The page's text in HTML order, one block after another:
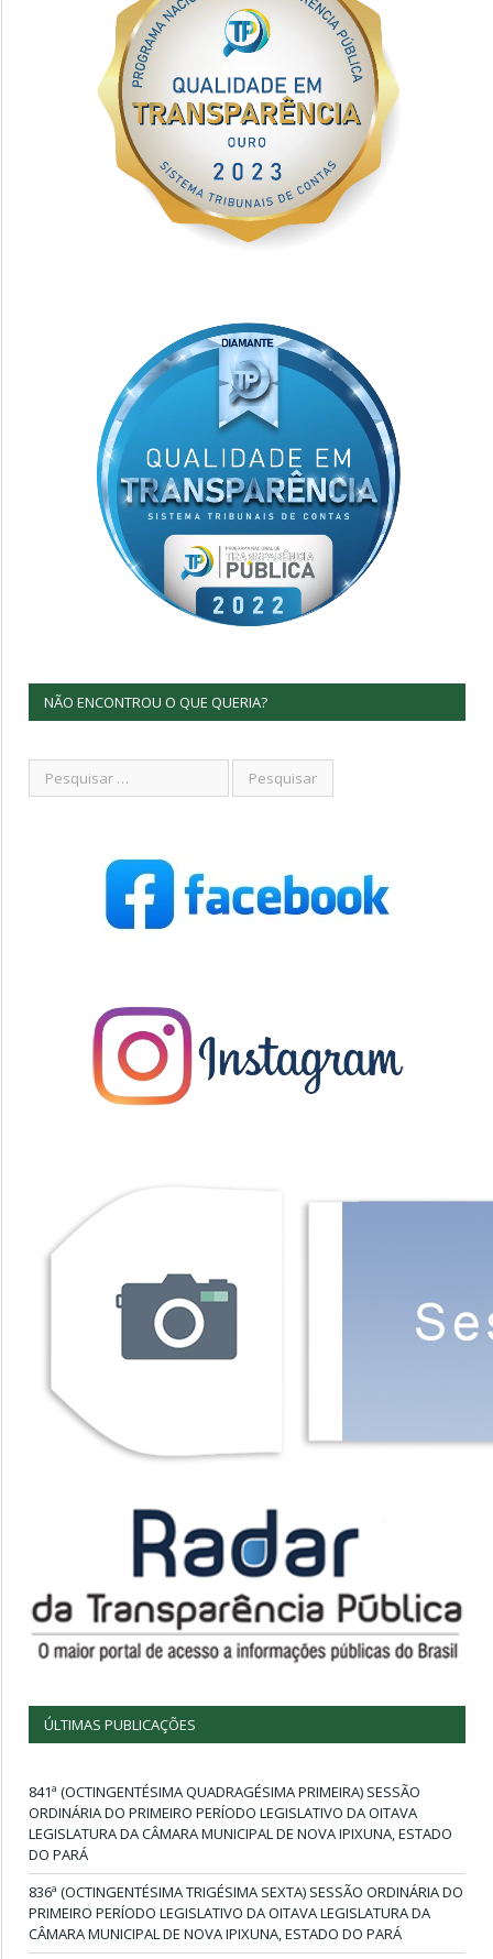
NÃO ENCONTROU O QUE QUERIA?
ÚLTIMAS PUBLICAÇÕES
841ª (OCTINGENTÉSIMA QUADRAGÉSIMA PRIMEIRA) SESSÃO
ORDINÁRIA DO PRIMEIRO PERÍODO LEGISLATIVO DA OITAVA
LEGISLATURA DA CÂMARA MUNICIPAL DE NOVA IPIXUNA, ESTADO
DO PARÁ
836ª (OCTINGENTÉSIMA TRIGÉSIMA SEXTA) SESSÃO ORDINÁRIA DO
PRIMEIRO PERÍODO LEGISLATIVO DA OITAVA LEGISLATURA DA
CÂMARA MUNICIPAL DE NOVA IPIXUNA, ESTADO DO PARÁ